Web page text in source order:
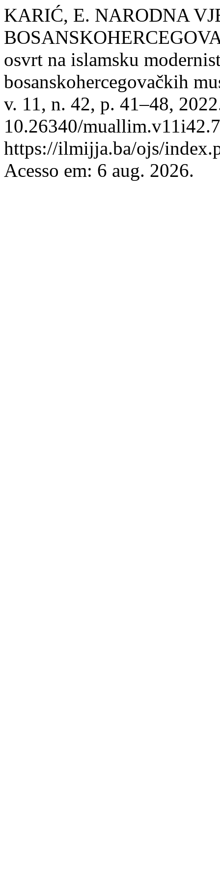
KARIĆ, E. NARODNA
osvrt na islamsku
bosanskohercegovačkih
v. 11, n. 42, p. 41–48,
10.26340/
https://ilmijja.ba/ojs/
Acesso em: 6 aug. 2026.